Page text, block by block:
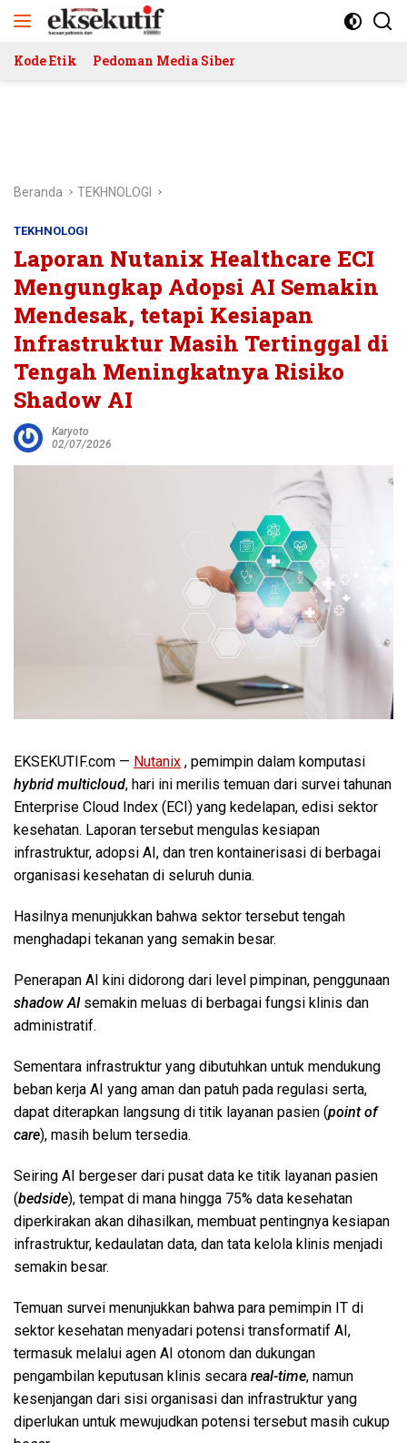
Kode Etik Pedoman Media Siber
Beranda TEKHNOLOGI
TEKHNOLOGI
Laporan Nutanix Healthcare ECI
Mengungkap Adopsi AI Semakin
Mendesak, tetapi Kesiapan
Infrastruktur Masih Tertinggal di
Tengah Meningkatnya Risiko
Shadow AI
Karyoto
02/07/2026
EKSEKUTIF.com — Nutanix , pemimpin dalam komputasi
hybrid multicloud, hari ini merilis temuan dari survei tahunan
Enterprise Cloud Index (ECI) yang kedelapan, edisi sektor
kesehatan. Laporan tersebut mengulas kesiapan
infrastruktur, adopsi AI, dan tren kontainerisasi di berbagai
organisasi kesehatan di seluruh dunia.
Hasilnya menunjukkan bahwa sektor tersebut tengah
menghadapi tekanan yang semakin besar.
Penerapan AI kini didorong dari level pimpinan, penggunaan
shadow AIsemakin meluas di berbagai fungsi klinis dan
administratif.
Sementara infrastruktur yang dibutuhkan untuk mendukung
beban kerja AI yang aman dan patuh pada regulasi serta,
dapat diterapkan langsung di titik layanan pasien (point of
care), masih belum tersedia.
Seiring AI bergeser dari pusat data ke titik layanan pasien
(bedside), tempat di mana hingga 75% data kesehatan
diperkirakan akan dihasilkan, membuat pentingnya kesiapan
infrastruktur, kedaulatan data, dan tata kelola klinis menjadi
semakin besar.
Temuan survei menunjukkan bahwa para pemimpin IT di
sektor kesehatan menyadari potensi transformatif AI,
termasuk melalui agen AI otonom dan dukungan
pengambilan keputusan klinis secara real-time, namun
kesenjangan dari sisi organisasi dan infrastruktur yang
diperlukan untuk mewujudkan potensi tersebut masih cukup